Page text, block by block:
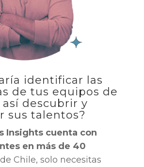
identificar las
de tus equipos de
descubrir y
sus talentos?
Insights cuenta con
en más de 40
Chile, solo necesitas